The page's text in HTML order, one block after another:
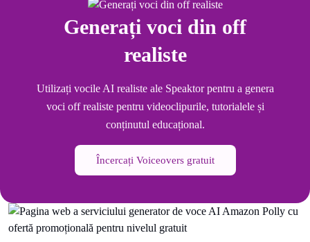
Generați voci din off
realiste
Utilizați vocile AI realiste ale Speaktor pentru a genera
voci off realiste pentru videoclipurile, tutorialele și
conținutul educațional.
Încercați Voiceovers gratuit